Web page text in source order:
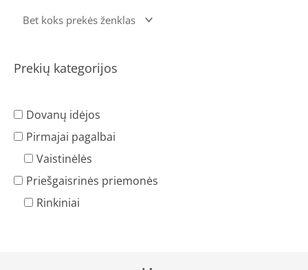
Prekių kategorijos
Dovanų idėjos
Pirmajai pagalbai
Vaistinėlės
Priešgaisrinės priemonės
Rinkiniai